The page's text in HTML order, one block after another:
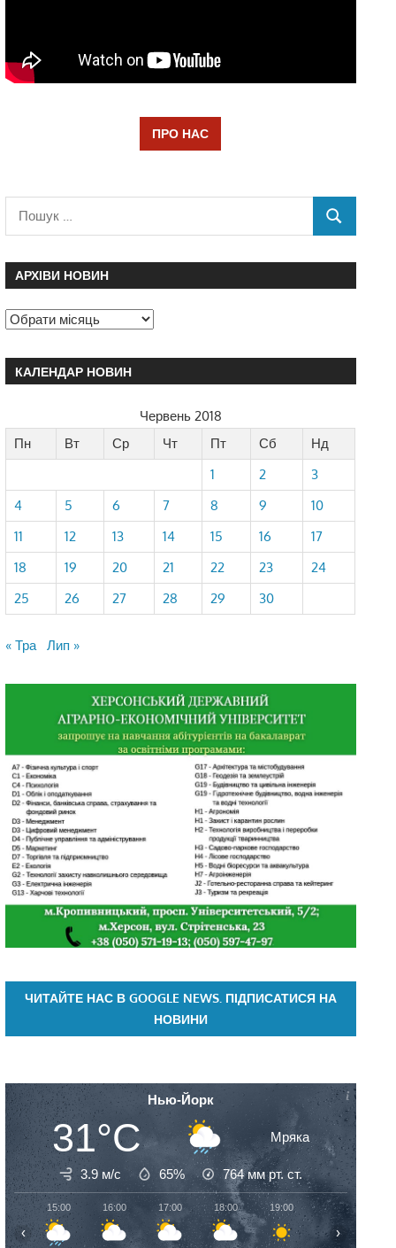
ПРО НАС
АРХІВИ НОВИН
КАЛЕНДАР НОВИН
Червень 2018
Пн
Вт Ср Чт Пт Сб
Нд
1
2
3
4
5 6 7 8 9
10
11
12 13 14 15 16
17
18
19 20 21 22 23
24
25
26 27 28 29 30
« Тра Лип »
ЧИТАЙТЕ НАС В GOOGLE NEWS. ПІДПИСАТИСЯ НА
НОВИНИ
Нью-Йорк
31°C Мряка
3.9 м/с 65% 764мм рт. ст.
15:00 16:00 17:00 18:00 19:00 20:00
‹ ›